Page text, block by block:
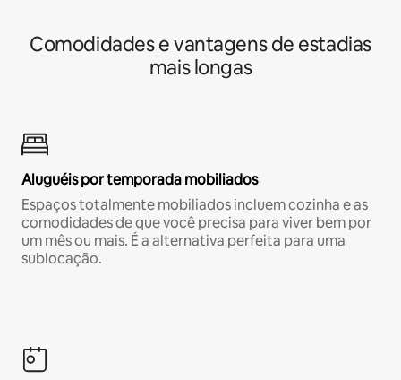
Comodidades e vantagens de estadias
mais longas
Aluguéis por temporada mobiliados
Espaços totalmente mobiliados incluem cozinha e as
comodidades de que você precisa para viver bem por
um mês ou mais. É a alternativa perfeita para uma
sublocação.